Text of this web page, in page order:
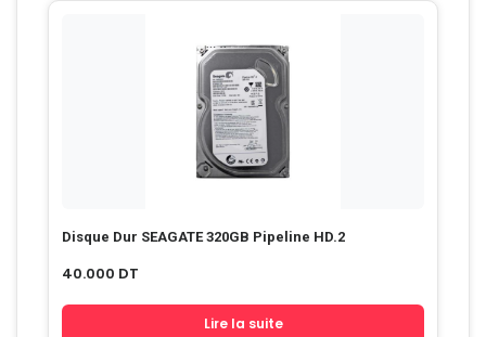
Disque Dur SEAGATE 320GB Pipeline HD.2
40.000 DT
Lire la suite